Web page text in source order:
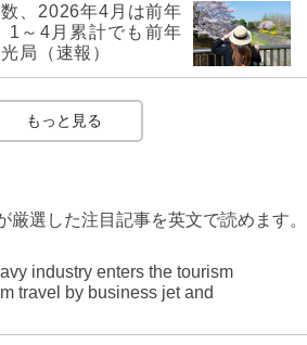
数、2026年4月は前年
1～4月累計でも前年
局（速報）
もっと見る
厳選した注目記事を英文で読めます。
industry enters the tourism
travel by business jet and